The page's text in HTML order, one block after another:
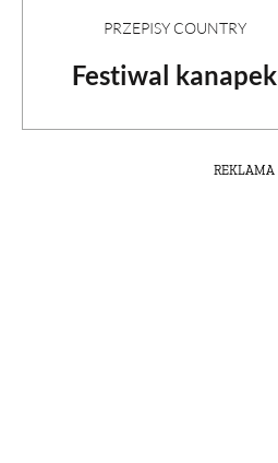
PRZEPISY COUNTRY
Festiwal kanapek
REKLAMA